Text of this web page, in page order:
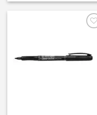
Noriu!